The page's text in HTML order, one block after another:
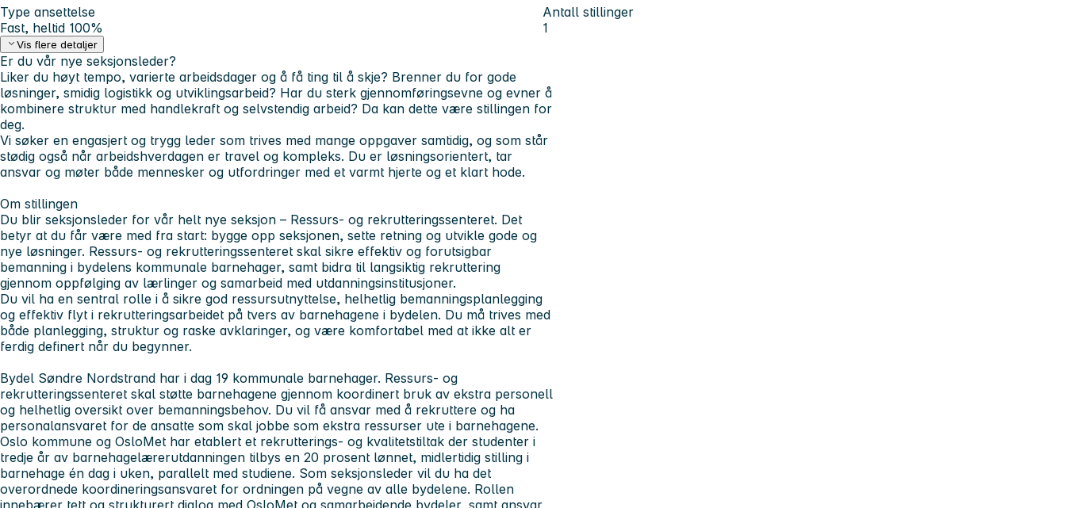
Type ansettelse
Fast, heltid 100%
Antall stillinger
1
Vis flere detaljer
Er du vår nye seksjonsleder?
Liker du høyt tempo, varierte arbeidsdager og å få ting til å skje? Brenner du for gode
løsninger, smidig logistikk og utviklingsarbeid? Har du sterk gjennomføringsevne og evner å
kombinere struktur med handlekraft og selvstendig arbeid? Da kan dette være stillingen for
deg.
Vi søker en engasjert og trygg leder som trives med mange oppgaver samtidig, og som står
stødig også når arbeidshverdagen er travel og kompleks. Du er løsningsorientert, tar
ansvar og møter både mennesker og utfordringer med et varmt hjerte og et klart hode.
Om stillingen
Du blir seksjonsleder for vår helt nye seksjon – Ressurs- og rekrutteringssenteret. Det
betyr at du får være med fra start: bygge opp seksjonen, sette retning og utvikle gode og
nye løsninger. Ressurs- og rekrutteringssenteret skal sikre effektiv og forutsigbar
bemanning i bydelens kommunale barnehager, samt bidra til langsiktig rekruttering
gjennom oppfølging av lærlinger og samarbeid med utdanningsinstitusjoner.
Du vil ha en sentral rolle i å sikre god ressursutnyttelse, helhetlig bemanningsplanlegging
og effektiv flyt i rekrutteringsarbeidet på tvers av barnehagene i bydelen. Du må trives med
både planlegging, struktur og raske avklaringer, og være komfortabel med at ikke alt er
ferdig definert når du begynner.
Bydel Søndre Nordstrand har i dag 19 kommunale barnehager. Ressurs- og
rekrutteringssenteret skal støtte barnehagene gjennom koordinert bruk av ekstra personell
og helhetlig oversikt over bemanningsbehov. Du vil få ansvar med å rekruttere og ha
personalansvaret for de ansatte som skal jobbe som ekstra ressurser ute i barnehagene.
Oslo kommune og OsloMet har etablert et rekrutterings- og kvalitetstiltak der studenter i
tredje år av barnehagelærerutdanningen tilbys en 20 prosent lønnet, midlertidig stilling i
barnehage én dag i uken, parallelt med studiene. Som seksjonsleder vil du ha det
overordnede koordineringsansvaret for ordningen på vegne av alle bydelene. Rollen